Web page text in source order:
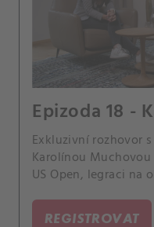
Epizoda 18 -
Exkluzivní rozhovor
Karolínou
US Open, legraci na
REGISTROVAT